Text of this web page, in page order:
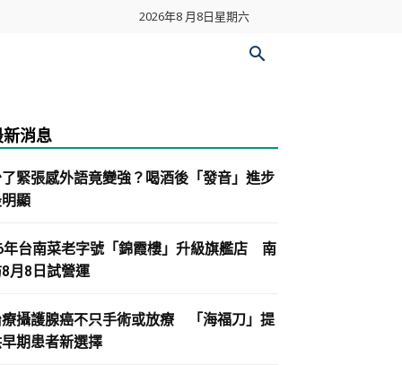
2026年8 月8日星期六
新消息
緊張感外語竟變強？喝酒後「發音」進步
顯
年台南菜老字號「錦霞樓」升級旗艦店 南
月8日試營運
攝護腺癌不只手術或放療 「海福刀」提
期患者新選擇